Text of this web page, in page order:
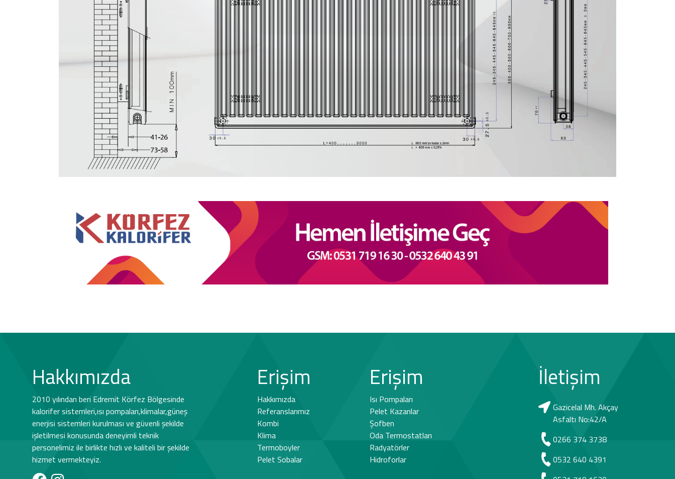
Hakkımızda
2010 yılından beri Edremit Körfez Bölgesinde
kalorifer sistemleri,ısı pompaları,klimalar,güneş
enerjisi sistemleri kurulması ve güvenli şekilde
işletilmesi konusunda deneyimli teknik
personelimiz ile birlikte hızlı ve kaliteli bir şekilde
hizmet vermekteyiz.
Erişim
Hakkımızda
Referanslarımız
Kombi
Klima
Termoboyler
Pelet Sobalar
Erişim
Isı Pompaları
Pelet Kazanlar
Şofben
Oda Termostatları
Radyatörler
Hidroforlar
İletişim
Gazicelal Mh. Akçay
Asfaltı No:42/A
0266 374 3738
0532 640 4391